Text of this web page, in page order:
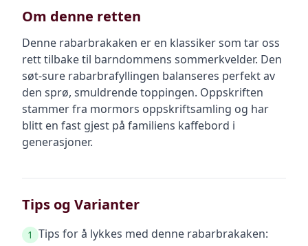
Om denne retten
Denne rabarbrakaken er en klassiker som tar oss
rett tilbake til barndommens sommerkvelder. Den
søt-sure rabarbrafyllingen balanseres perfekt av
den sprø, smuldrende toppingen. Oppskriften
stammer fra mormors oppskriftsamling og har
blitt en fast gjest på familiens kaffebord i
generasjoner.
Tips og Varianter
1 Tips for å lykkes med denne rabarbrakaken: